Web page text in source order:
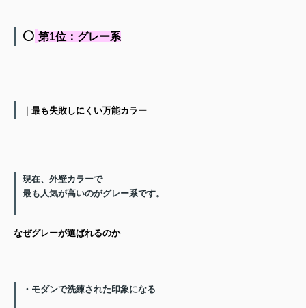
⚪️ 第1位：グレー系
｜最も失敗しにくい万能カラー
現在、外壁カラーで
最も人気が高いのがグレー系です。
なぜグレーが選ばれるのか
・モダンで洗練された印象になる